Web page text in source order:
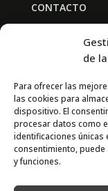
de
Para ofrecer las
las cookies para
dispositivo. El
procesar datos como
identificaciones únicas
consentimiento, puede
y funciones.
CONTACTO
Av. Real
CONTACTO
667 841 238
info@adimur.es